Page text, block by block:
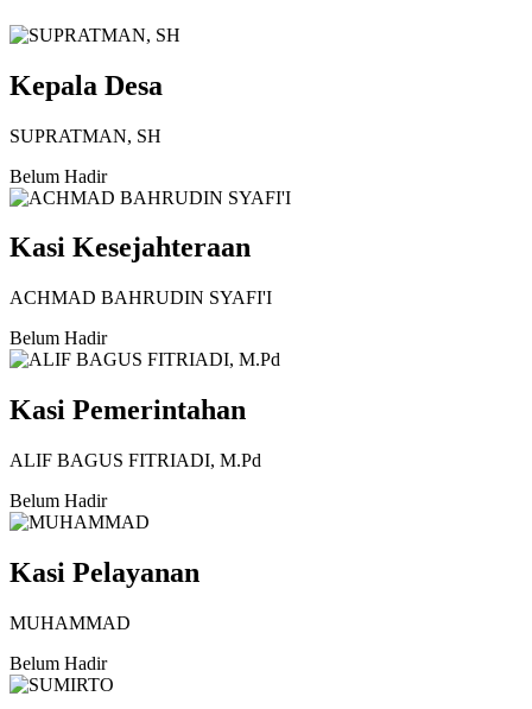
Kepala Desa
SUPRATMAN, SH
Belum Hadir
Kasi Kesejahteraan
ACHMAD BAHRUDIN SYAFI'I
Belum Hadir
Kasi Pemerintahan
ALIF BAGUS FITRIADI, M.Pd
Belum Hadir
Kasi Pelayanan
MUHAMMAD
Belum Hadir